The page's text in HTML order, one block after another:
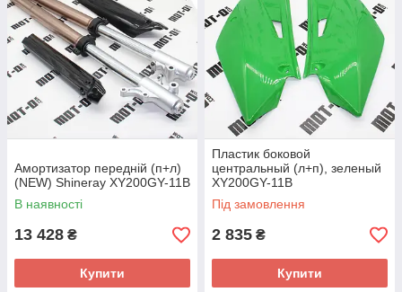
Амортизатор передній (п+л)
(NEW) Shineray XY200GY-11B
В наявності
13 428 ₴
Купити
Пластик боковой
центральный (л+п), зеленый
XY200GY-11B
Під замовлення
2 835 ₴
Купити